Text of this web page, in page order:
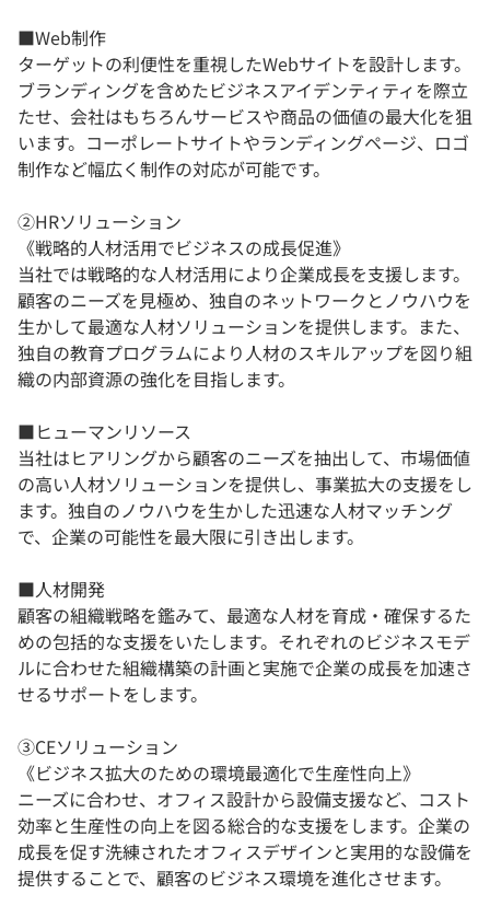
■Web制作
ターゲットの利便性を重視したWebサイトを設計します。
ブランディングを含めたビジネスアイデンティティを際立
たせ、会社はもちろんサービスや商品の価値の最大化を狙
います。コーポレートサイトやランディングページ、ロゴ
制作など幅広く制作の対応が可能です。
②HRソリューション
《戦略的人材活用でビジネスの成長促進》
当社では戦略的な人材活用により企業成長を支援します。
顧客のニーズを見極め、独自のネットワークとノウハウを
生かして最適な人材ソリューションを提供します。また、
独自の教育プログラムにより人材のスキルアップを図り組
織の内部資源の強化を目指します。
■ヒューマンリソース
当社はヒアリングから顧客のニーズを抽出して、市場価値
の高い人材ソリューションを提供し、事業拡大の支援をし
ます。独自のノウハウを生かした迅速な人材マッチング
で、企業の可能性を最大限に引き出します。
■人材開発
顧客の組織戦略を鑑みて、最適な人材を育成・確保するた
めの包括的な支援をいたします。それぞれのビジネスモデ
ルに合わせた組織構築の計画と実施で企業の成長を加速さ
せるサポートをします。
③CEソリューション
《ビジネス拡大のための環境最適化で生産性向上》
ニーズに合わせ、オフィス設計から設備支援など、コスト
効率と生産性の向上を図る総合的な支援をします。企業の
成長を促す洗練されたオフィスデザインと実用的な設備を
提供することで、顧客のビジネス環境を進化させます。